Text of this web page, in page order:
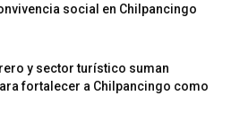
social en Chilpancingo
y sector turístico suman
fortalecer a Chilpancingo como